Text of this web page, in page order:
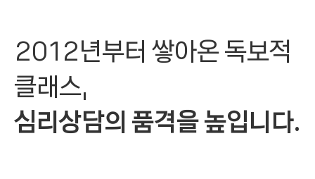
2012년부터 쌓아온 독보적
클래스,
심리상담의 품격을 높입니다.